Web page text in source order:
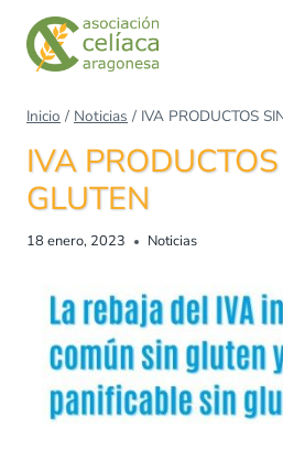
Inicio / Noticias / IVA PRODUCTOS
IVA
GLUTEN
18 enero, 2023 Noticias